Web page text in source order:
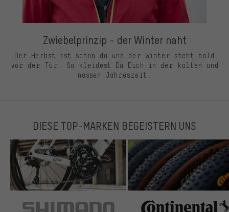
Zwiebelprinzip - der Winter naht
Der Herbst ist schon da und der Winter steht bald
vor der Tür. So kleidest Du Dich in der kalten und
nassen Jahreszeit.
DIESE TOP-MARKEN BEGEISTERN UNS